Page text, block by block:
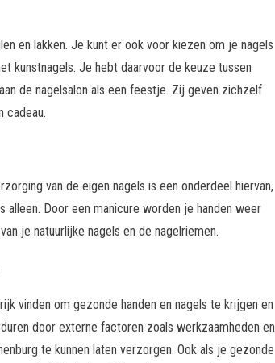
en lakken. Je kunt er ook voor kiezen om je nagels
kunstnagels. Je hebt daarvoor de keuze tussen
de nagelsalon als een feestje. Zij geven zichzelf
cadeau.
van de eigen nagels is een onderdeel hiervan,
alleen. Door een manicure worden je handen weer
je natuurlijke nagels en de nagelriemen.
vinden om gezonde handen en nagels te krijgen en
door externe factoren zoals werkzaamheden en
te kunnen laten verzorgen. Ook als je gezonde